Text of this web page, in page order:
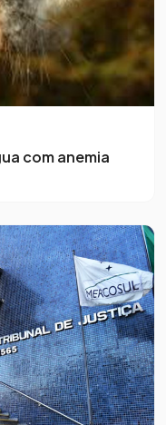
com anemia